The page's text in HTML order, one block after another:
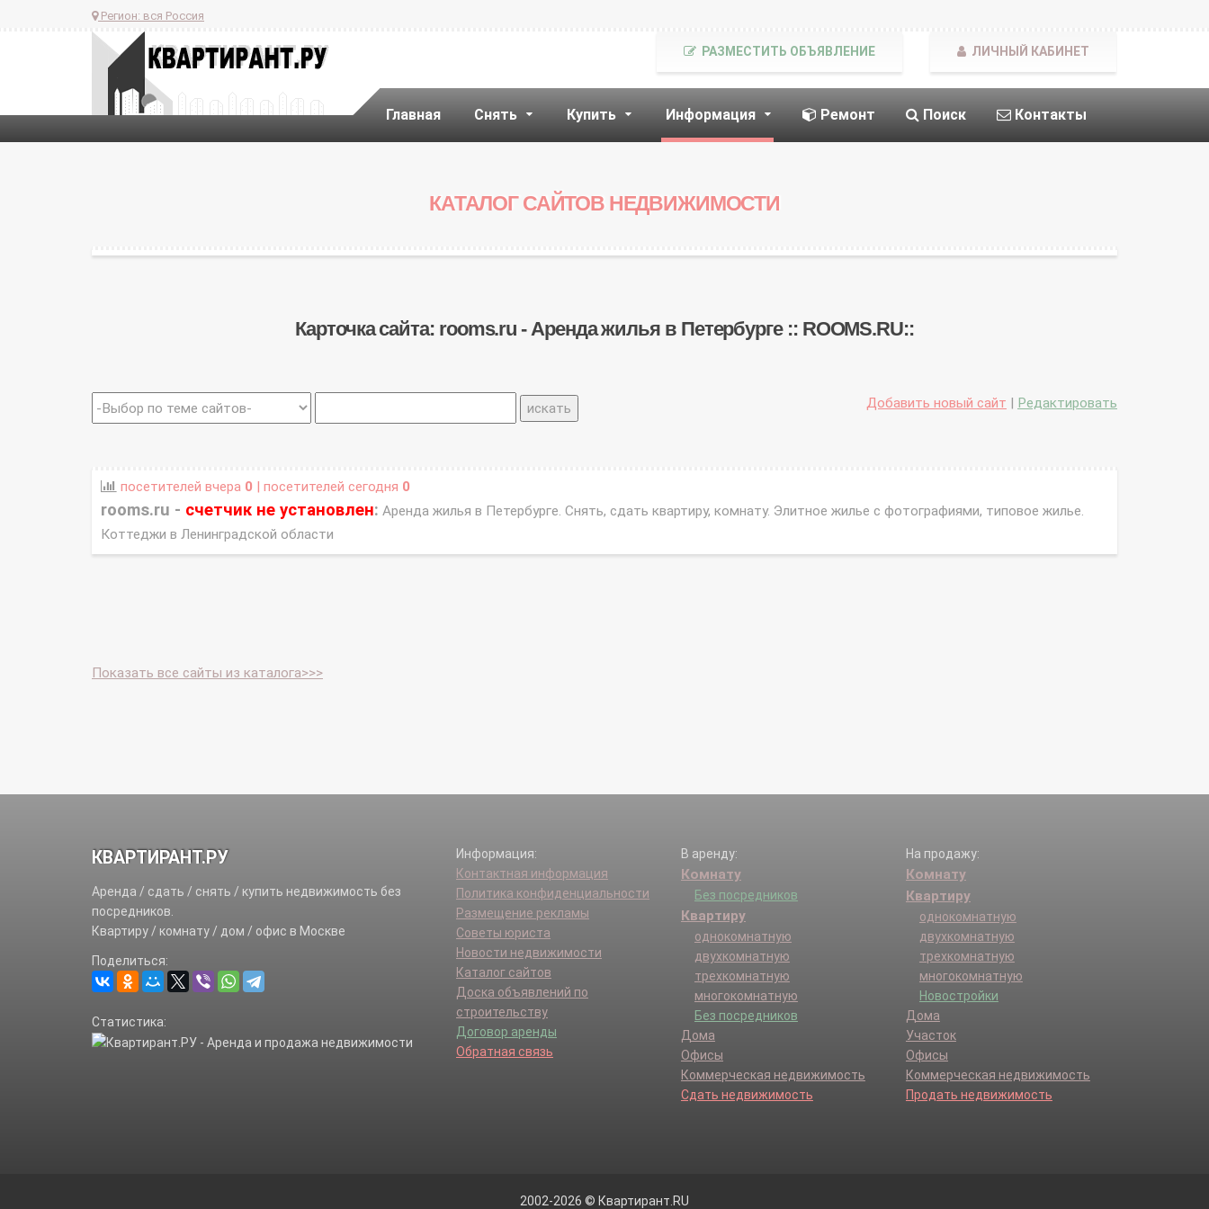
Регион: вся Россия
Главная Снять Купить Информация Ремонт Поиск Контакты
РАЗМЕСТИТЬ ОБЪЯВЛЕНИЕ ЛИЧНЫЙ КАБИНЕТ
КАТАЛОГ САЙТОВ НЕДВИЖИМОСТИ
Карточка сайта: rooms.ru - Аренда жилья в Петербурге :: ROOMS.RU::
Добавить новый сайт | Редактировать
посетителей вчера 0 | посетителей сегодня 0
rooms.ru - счетчик не установлен: Аренда жилья в Петербурге. Снять, сдать квартиру, комнату. Элитное жилье с фотографиями, типовое жилье.
Коттеджи в Ленинградской области
Показать все сайты из каталога>>>
КВАРТИРАНТ.РУ
Аренда / сдать / снять / купить недвижимость без
посредников.
Квартиру / комнату / дом / офис в Москве
Поделиться:
Статистика:
Информация:
Контактная информация
Политика конфиденциальности
Размещение рекламы
Советы юриста
Новости недвижимости
Каталог сайтов
Доска объявлений по
строительству
Договор аренды
Обратная связь
В аренду:
Комнату
Без посредников
Квартиру
однокомнатную
двухкомнатную
трехкомнатную
многокомнатную
Без посредников
Дома
Офисы
Коммерческая недвижимость
Сдать недвижимость
На продажу:
Комнату
Квартиру
однокомнатную
двухкомнатную
трехкомнатную
многокомнатную
Новостройки
Дома
Участок
Офисы
Коммерческая недвижимость
Продать недвижимость
2002-2026 © Квартирант.RU